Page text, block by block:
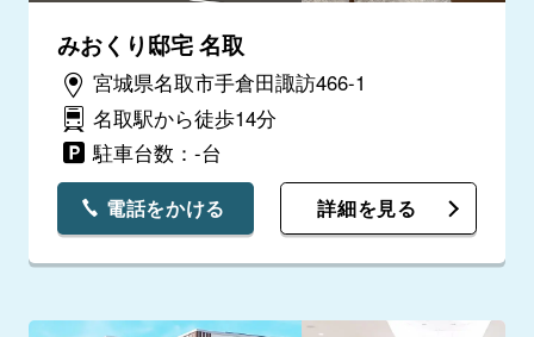
みおくり邸宅 名取
宮城県名取市手倉田諏訪466-1
名取駅から徒歩14分
駐車台数：-台
電話をかける 詳細を見る